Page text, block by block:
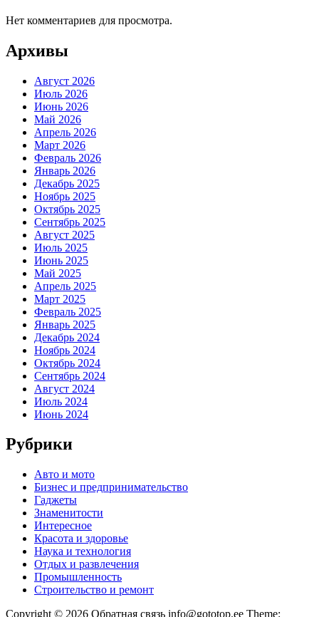
Нет комментариев для просмотра.
Архивы
Август 2026
Июль 2026
Июнь 2026
Май 2026
Апрель 2026
Март 2026
Февраль 2026
Январь 2026
Декабрь 2025
Ноябрь 2025
Октябрь 2025
Сентябрь 2025
Август 2025
Июль 2025
Июнь 2025
Май 2025
Апрель 2025
Март 2025
Февраль 2025
Январь 2025
Декабрь 2024
Ноябрь 2024
Октябрь 2024
Сентябрь 2024
Август 2024
Июль 2024
Июнь 2024
Рубрики
Авто и мото
Бизнес и предпринимательство
Гаджеты
Знаменитости
Интересное
Красота и здоровье
Наука и технология
Отдых и развлечения
Промышленность
Строительство и ремонт
Copyright © 2026 Обратная связь info@gototop.ee Theme: